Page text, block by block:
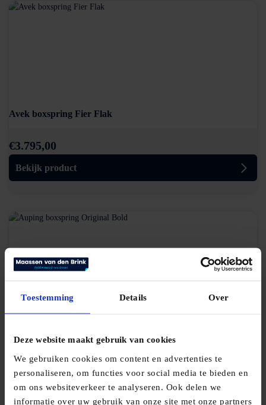
Toestemming Details Over
Deze website maakt gebruik van cookies
We gebruiken cookies om content en advertenties te
personaliseren, om functies voor social media te bieden en
om ons websiteverkeer te analyseren. Ook delen we
informatie over uw gebruik van onze site met onze partners
Avek boxspring Fier Flak
€3.795,00
Bekijk product
€4.380,00
Bekijk product